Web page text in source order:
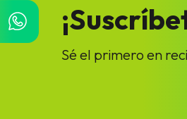
Sé el primero en